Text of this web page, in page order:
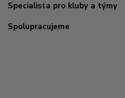
Specialista pro kluby a týmy
Spolupracujeme